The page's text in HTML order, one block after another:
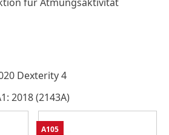
Dexterity 4
2018 (2143A)
A105